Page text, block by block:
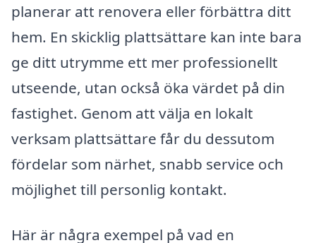
planerar att renovera eller förbättra ditt
hem. En skicklig plattsättare kan inte bara
ge ditt utrymme ett mer professionellt
utseende, utan också öka värdet på din
fastighet. Genom att välja en lokalt
verksam plattsättare får du dessutom
fördelar som närhet, snabb service och
möjlighet till personlig kontakt.
Här är några exempel på vad en